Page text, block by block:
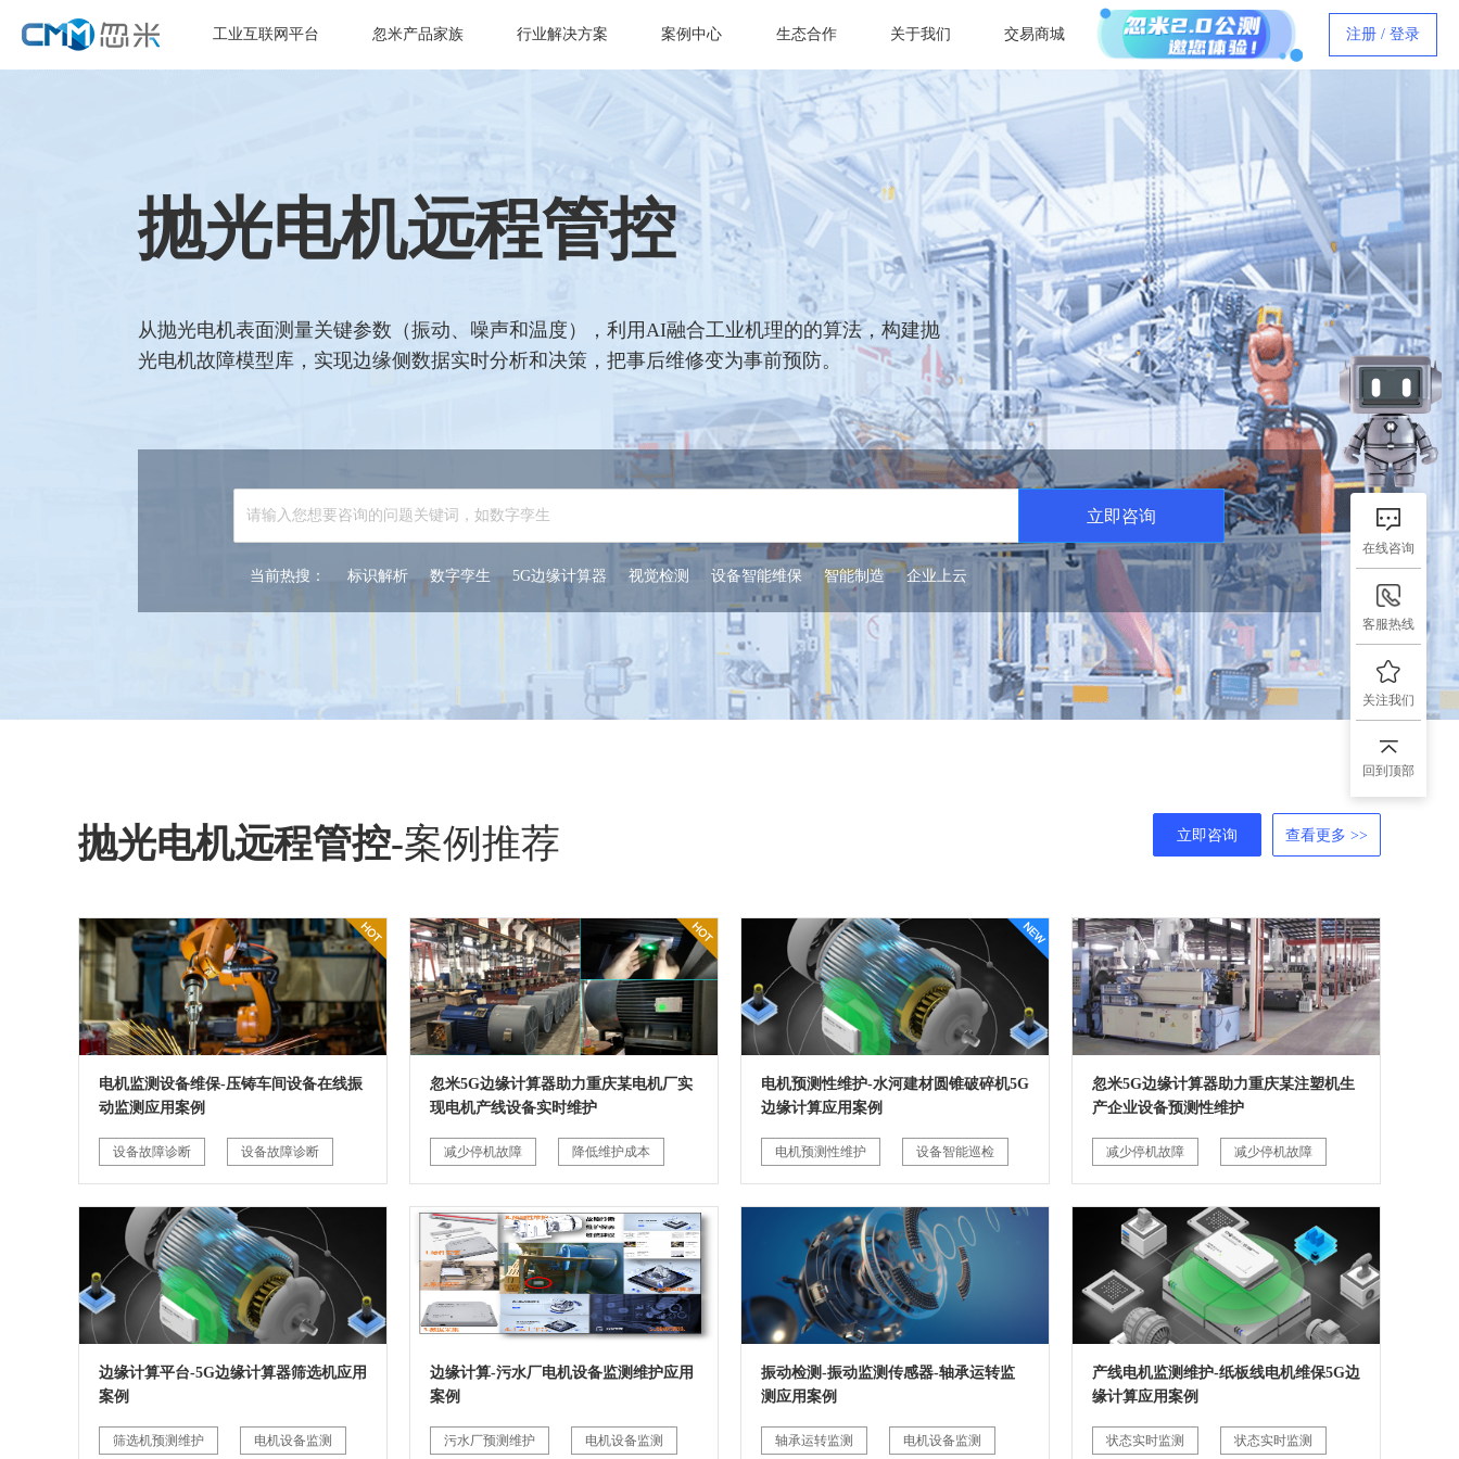
工业互联网平台 忽米产品家族 行业解决方案 案例中心 生态合作 关于我们 交易商城 注册 / 登录
抛光电机远程管控
从抛光电机表面测量关键参数（振动、噪声和温度），利用AI融合工业机理的的算法，构建抛
光电机故障模型库，实现边缘侧数据实时分析和决策，把事后维修变为事前预防。
立即咨询
当前热搜： 标识解析 数字孪生 5G边缘计算器 视觉检测 设备智能维保 智能制造 企业上云
抛光电机远程管控-案例推荐 立即咨询 查看更多 >>
电机监测设备维保-压铸车间设备在线振
动监测应用案例
设备故障诊断 设备故障诊断
忽米5G边缘计算器助力重庆某电机厂实
现电机产线设备实时维护
减少停机故障 降低维护成本
电机预测性维护-水河建材圆锥破碎机5G
边缘计算应用案例
电机预测性维护 设备智能巡检
忽米5G边缘计算器助力重庆某注塑机生
产企业设备预测性维护
减少停机故障 减少停机故障
边缘计算平台-5G边缘计算器筛选机应用
案例
筛选机预测维护 电机设备监测
边缘计算-污水厂电机设备监测维护应用
案例
污水厂预测维护 电机设备监测
振动检测-振动监测传感器-轴承运转监
测应用案例
轴承运转监测 电机设备监测
产线电机监测维护-纸板线电机维保5G边
缘计算应用案例
状态实时监测 状态实时监测
在线咨询
客服热线
关注我们
回到顶部